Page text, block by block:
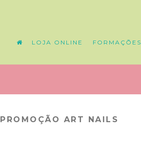
LOJA ONLINE FORMAÇÕES
PROMOÇÃO ART NAILS